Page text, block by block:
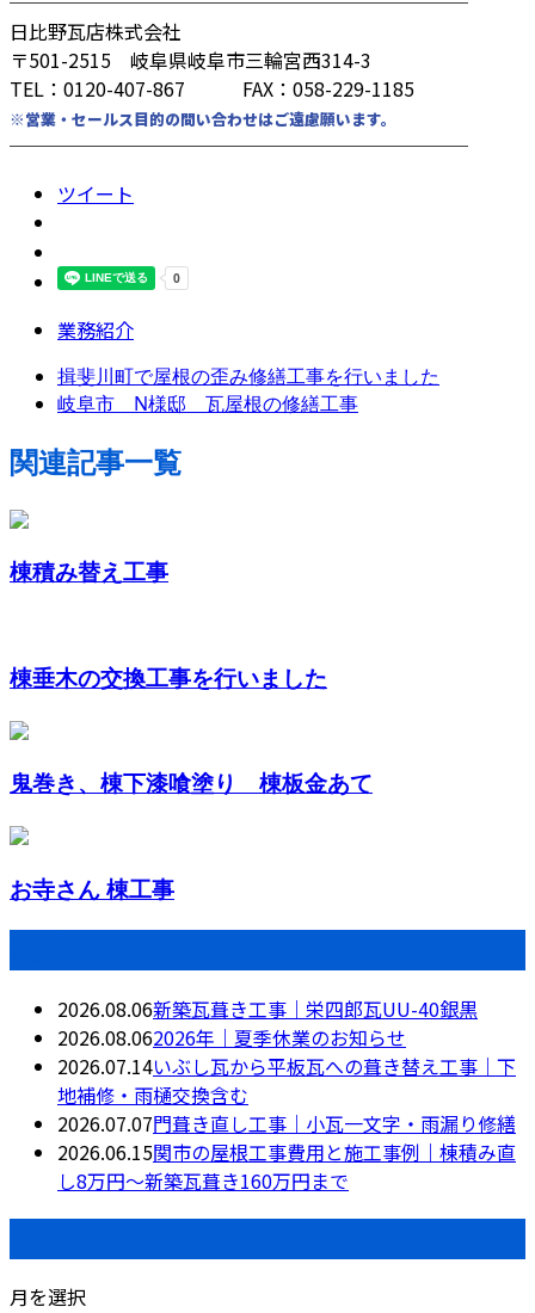
日比野瓦店株式会社
〒501-2515 岐阜県岐阜市三輪宮西314-3
TEL：0120-407-867 FAX：058-229-1185
※営業・セールス目的の問い合わせはご遠慮願います。
────────────────────────
ツイート
業務紹介
揖斐川町で屋根の歪み修繕工事を行いました
岐阜市 N様邸 瓦屋根の修繕工事
関連記事一覧
棟積み替え工事
棟垂木の交換工事を行いました
鬼巻き、棟下漆喰塗り 棟板金あて
お寺さん 棟工事
2026.08.06新築瓦葺き工事｜栄四郎瓦UU-40銀黒
2026.08.062026年｜夏季休業のお知らせ
2026.07.14いぶし瓦から平板瓦への葺き替え工事｜下
地補修・雨樋交換含む
2026.07.07門葺き直し工事｜小瓦一文字・雨漏り修繕
2026.06.15関市の屋根工事費用と施工事例｜棟積み直
し8万円〜新築瓦葺き160万円まで
月を選択